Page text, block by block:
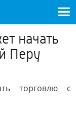
начать
Перу
торговлю с